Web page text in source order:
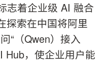
志着企业级 AI 融合
探索在中国将阿里
“（Qwen）接入
Hub，使企业用户能